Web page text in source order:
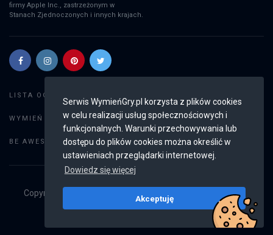
Serwis WymieńGry.pl korzysta z plików cookies
w celu realizacji usług społecznościowych i
funkcjonalnych. Warunki przechowywania lub
dostępu do plików cookies można określić w
ustawieniach przeglądarki internetowej.
Dowiedz się więcej
Akceptuję
firmy Apple Inc., zastrzeżonym w
Stanach Zjednoczonych i innych krajach.
LISTA OGŁOSZEŃ:
WYMIEŃ GRY: Dodaj ogłoszenie
BE AWESOME: Weryfikacja konta
Copyright © 2019 - 2026
Wszystkie prawa
v2.8.4